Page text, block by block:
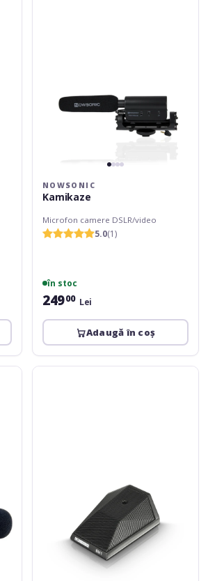
NOWSONIC
Kamikaze
Microfon camere DSLR/video
5.0(1)
în stoc
24900 Lei
Adaugă în coș
LD